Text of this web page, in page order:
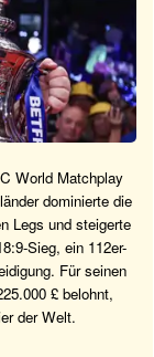
World Matchplay
dominierte die
Legs und steigerte
Sieg, ein 112er-
Für seinen
£ belohnt,
der Welt.